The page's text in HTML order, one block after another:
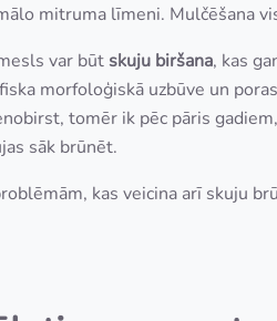
mitruma līmeni. Mulčēšana
var būtskuju biršana, kas
morfoloģiskā uzbūve un
tomēr ik pēc pāris
sāk brūnēt.
kas veicina arī skuju